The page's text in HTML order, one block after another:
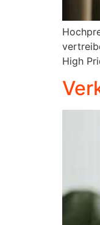
High